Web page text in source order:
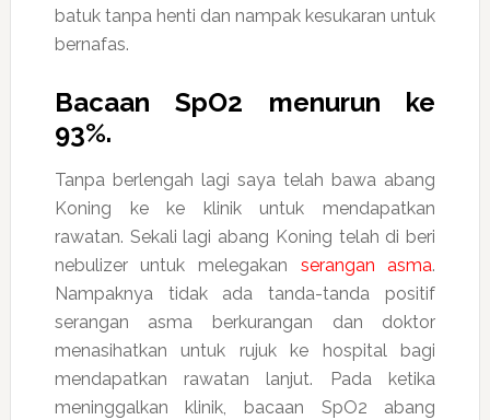
batuk tanpa henti dan nampak kesukaran untuk
bernafas.
Bacaan SpO2 menurun ke
93%.
Tanpa berlengah lagi saya telah bawa abang
Koning ke ke klinik untuk mendapatkan
rawatan. Sekali lagi abang Koning telah di beri
nebulizer untuk melegakan serangan asma.
Nampaknya tidak ada tanda-tanda positif
serangan asma berkurangan dan doktor
menasihatkan untuk rujuk ke hospital bagi
mendapatkan rawatan lanjut. Pada ketika
meninggalkan klinik, bacaan SpO2 abang